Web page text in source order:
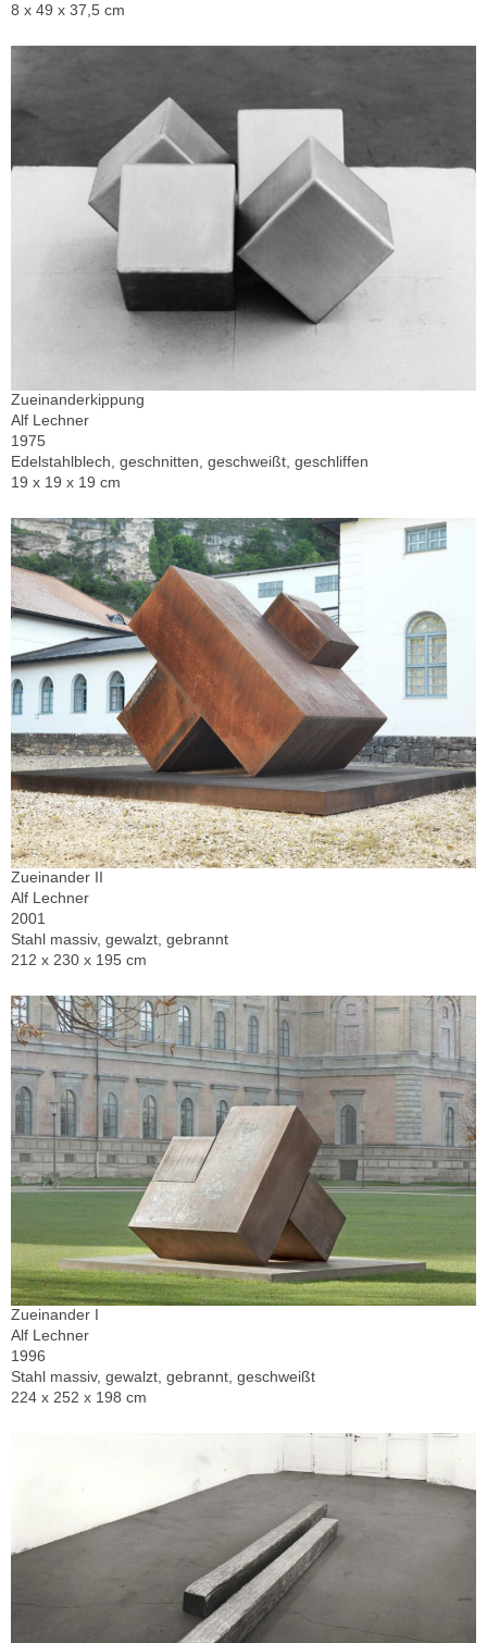
8 x 49 x 37,5 cm
Zueinanderkippung
Alf Lechner
1975
Edelstahlblech, geschnitten, geschweißt, geschliffen
19 x 19 x 19 cm
Zueinander II
Alf Lechner
2001
Stahl massiv, gewalzt, gebrannt
212 x 230 x 195 cm
Zueinander I
Alf Lechner
1996
Stahl massiv, gewalzt, gebrannt, geschweißt
224 x 252 x 198 cm